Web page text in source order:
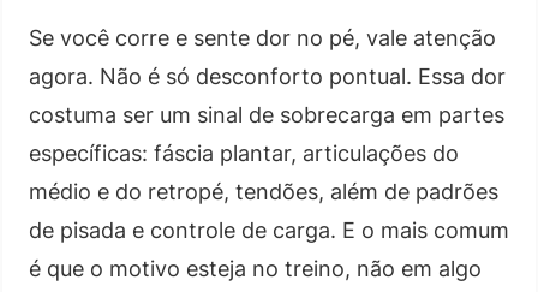
Se você corre e sente dor no pé, vale atenção
agora. Não é só desconforto pontual. Essa dor
costuma ser um sinal de sobrecarga em partes
específicas: fáscia plantar, articulações do
médio e do retropé, tendões, além de padrões
de pisada e controle de carga. E o mais comum
é que o motivo esteja no treino, não em algo